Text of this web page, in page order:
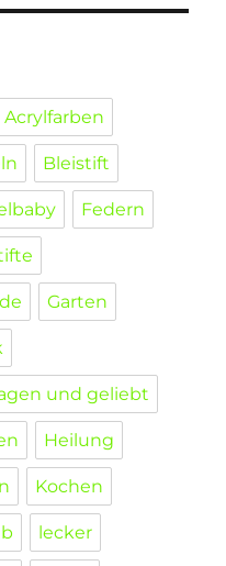
Acrylfarben
Bleistift
Federn
Garten
und geliebt
Heilung
Kochen
lecker